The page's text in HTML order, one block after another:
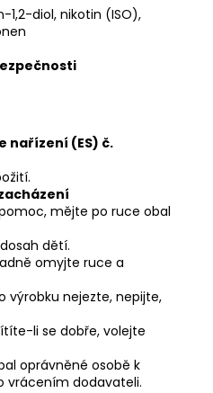
1,2-diol, nikotin (ISO),
nařízení (ES) č.
mějte po ruce obal
dětí.
omyjte ruce a
výrobku nejezte, nepijte,
li se dobře, volejte
oprávněné osobě k
vrácením dodavateli.